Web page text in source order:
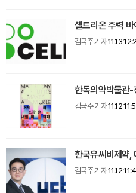
셀트리온 주력
김국주 기자11.13
한독의약박물관-
김국주 기자11.12
한국유씨비제약,
김국주 기자11.12